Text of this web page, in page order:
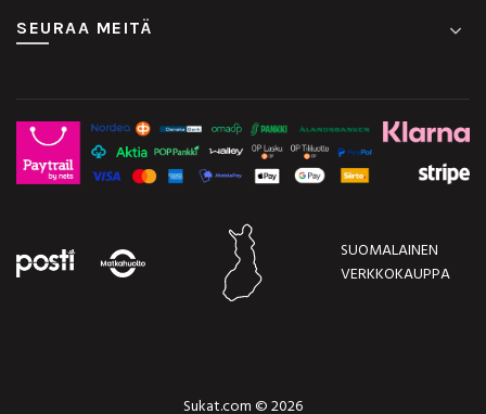
SEURAA MEITÄ
SUOMALAINEN
VERKKOKAUPPA
Sukat.com © 2026